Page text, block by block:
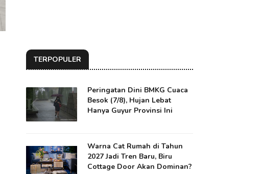
TERPOPULER
Peringatan Dini BMKG Cuaca
Besok (7/8), Hujan Lebat
Hanya Guyur Provinsi Ini
Warna Cat Rumah di Tahun
2027 Jadi Tren Baru, Biru
Cottage Door Akan Dominan?